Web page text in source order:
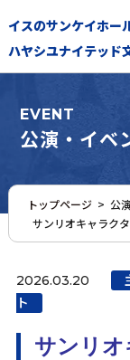
イスのサンケイホー
ハヤシユナイテッド
EVENT
公演・イベ
トップページ > 公
サンリオキャラク
2026.03.20
ト
サンリオ